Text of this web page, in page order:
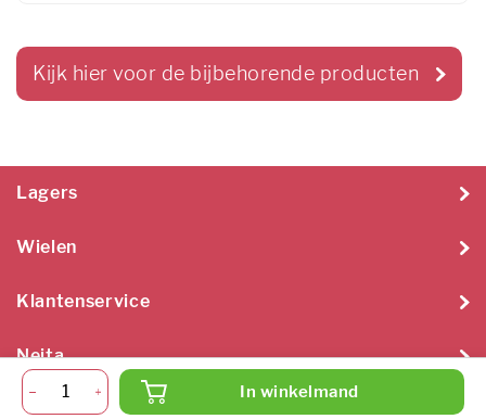
Kijk hier voor de bijbehorende producten
In winkelmand
Lagers
Wielen
Klantenservice
Neita
Neita Techniek B.V. 2026